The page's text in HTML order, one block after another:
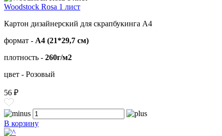
Woodstock Rosa 1 лист
Картон дизайнерский для скрапбукинга А4
формат - А4 (21*29,7 см)
плотность - 260г/м2
цвет - Розовый
56 ₽
В корзину